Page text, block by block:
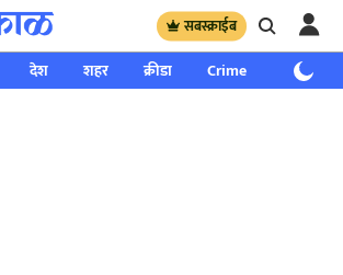
सबस्क्राईब
देश शहर क्रीडा Crime साप्ताहिक